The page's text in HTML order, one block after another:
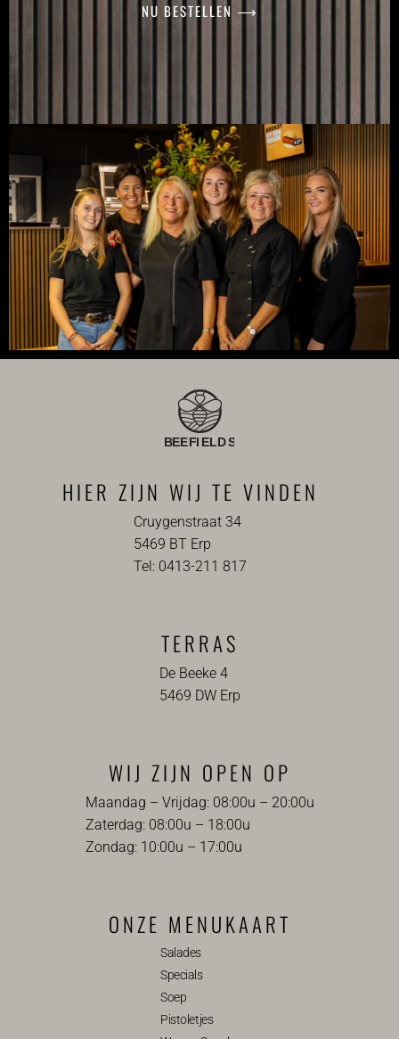
NU BESTELLEN ⟶
HIER ZIJN WIJ TE VINDEN
Cruygenstraat 34
5469 BT Erp
Tel: 0413-211 817
TERRAS
De Beeke 4
5469 DW Erp
WIJ ZIJN OPEN OP
Maandag – Vrijdag: 08:00u – 20:00u
Zaterdag: 08:00u – 18:00u
Zondag: 10:00u – 17:00u
ONZE MENUKAART
Salades
Specials
Soep
Pistoletjes